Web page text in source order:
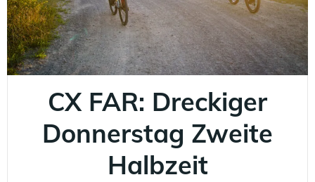
CX FAR: Dreckiger
Donnerstag Zweite
Halbzeit